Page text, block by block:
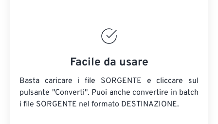
Facile da usare
Basta caricare i file SORGENTE e cliccare sul
pulsante "Converti". Puoi anche convertire in batch
i file SORGENTE nel formato DESTINAZIONE.